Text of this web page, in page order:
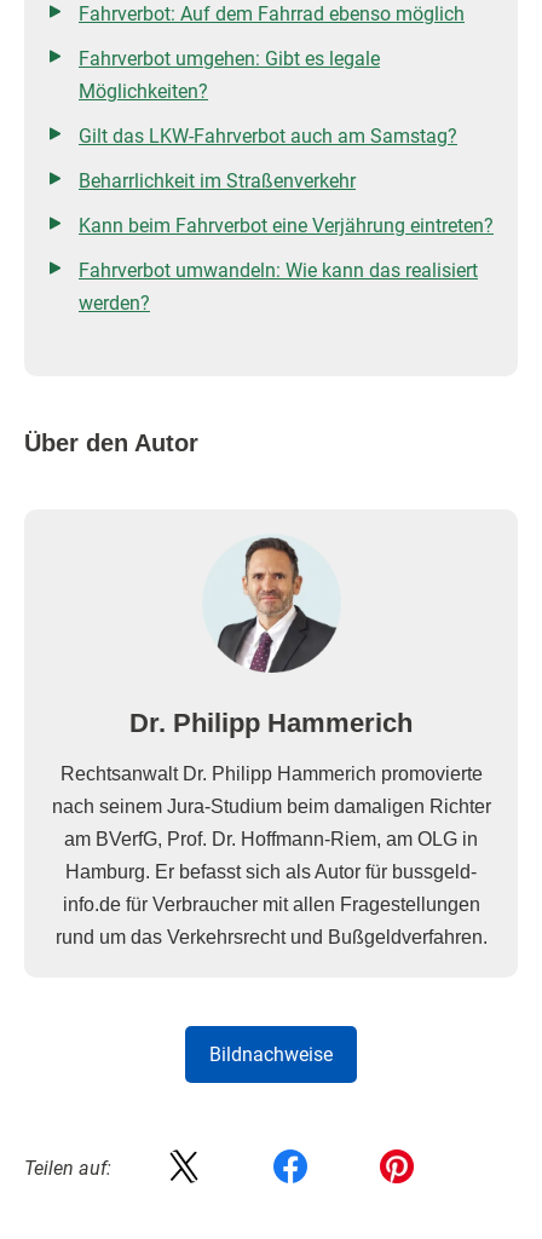
Fahrverbot: Auf dem Fahrrad ebenso möglich
Fahrverbot umgehen: Gibt es legale
Möglichkeiten?
Gilt das LKW-Fahrverbot auch am Samstag?
Beharrlichkeit im Straßenverkehr
Kann beim Fahrverbot eine Verjährung eintreten?
Fahrverbot umwandeln: Wie kann das realisiert
werden?
Über den Autor
Dr. Philipp Hammerich
Rechtsanwalt Dr. Philipp Hammerich promovierte
nach seinem Jura-Studium beim damaligen Richter
am BVerfG, Prof. Dr. Hoffmann-Riem, am OLG in
Hamburg. Er befasst sich als Autor für bussgeld-
info.de für Verbraucher mit allen Fragestellungen
rund um das Verkehrsrecht und Bußgeldverfahren.
Bildnachweise
Teilen auf: